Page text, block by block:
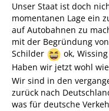
Unser Staat ist doch
momentanen Lage ein
auf Autobahnen zu
mit der Begründung
Schilder
ok,
Haben wir jetzt wohl
Wir sind in den
zurück nach
was für deutsche